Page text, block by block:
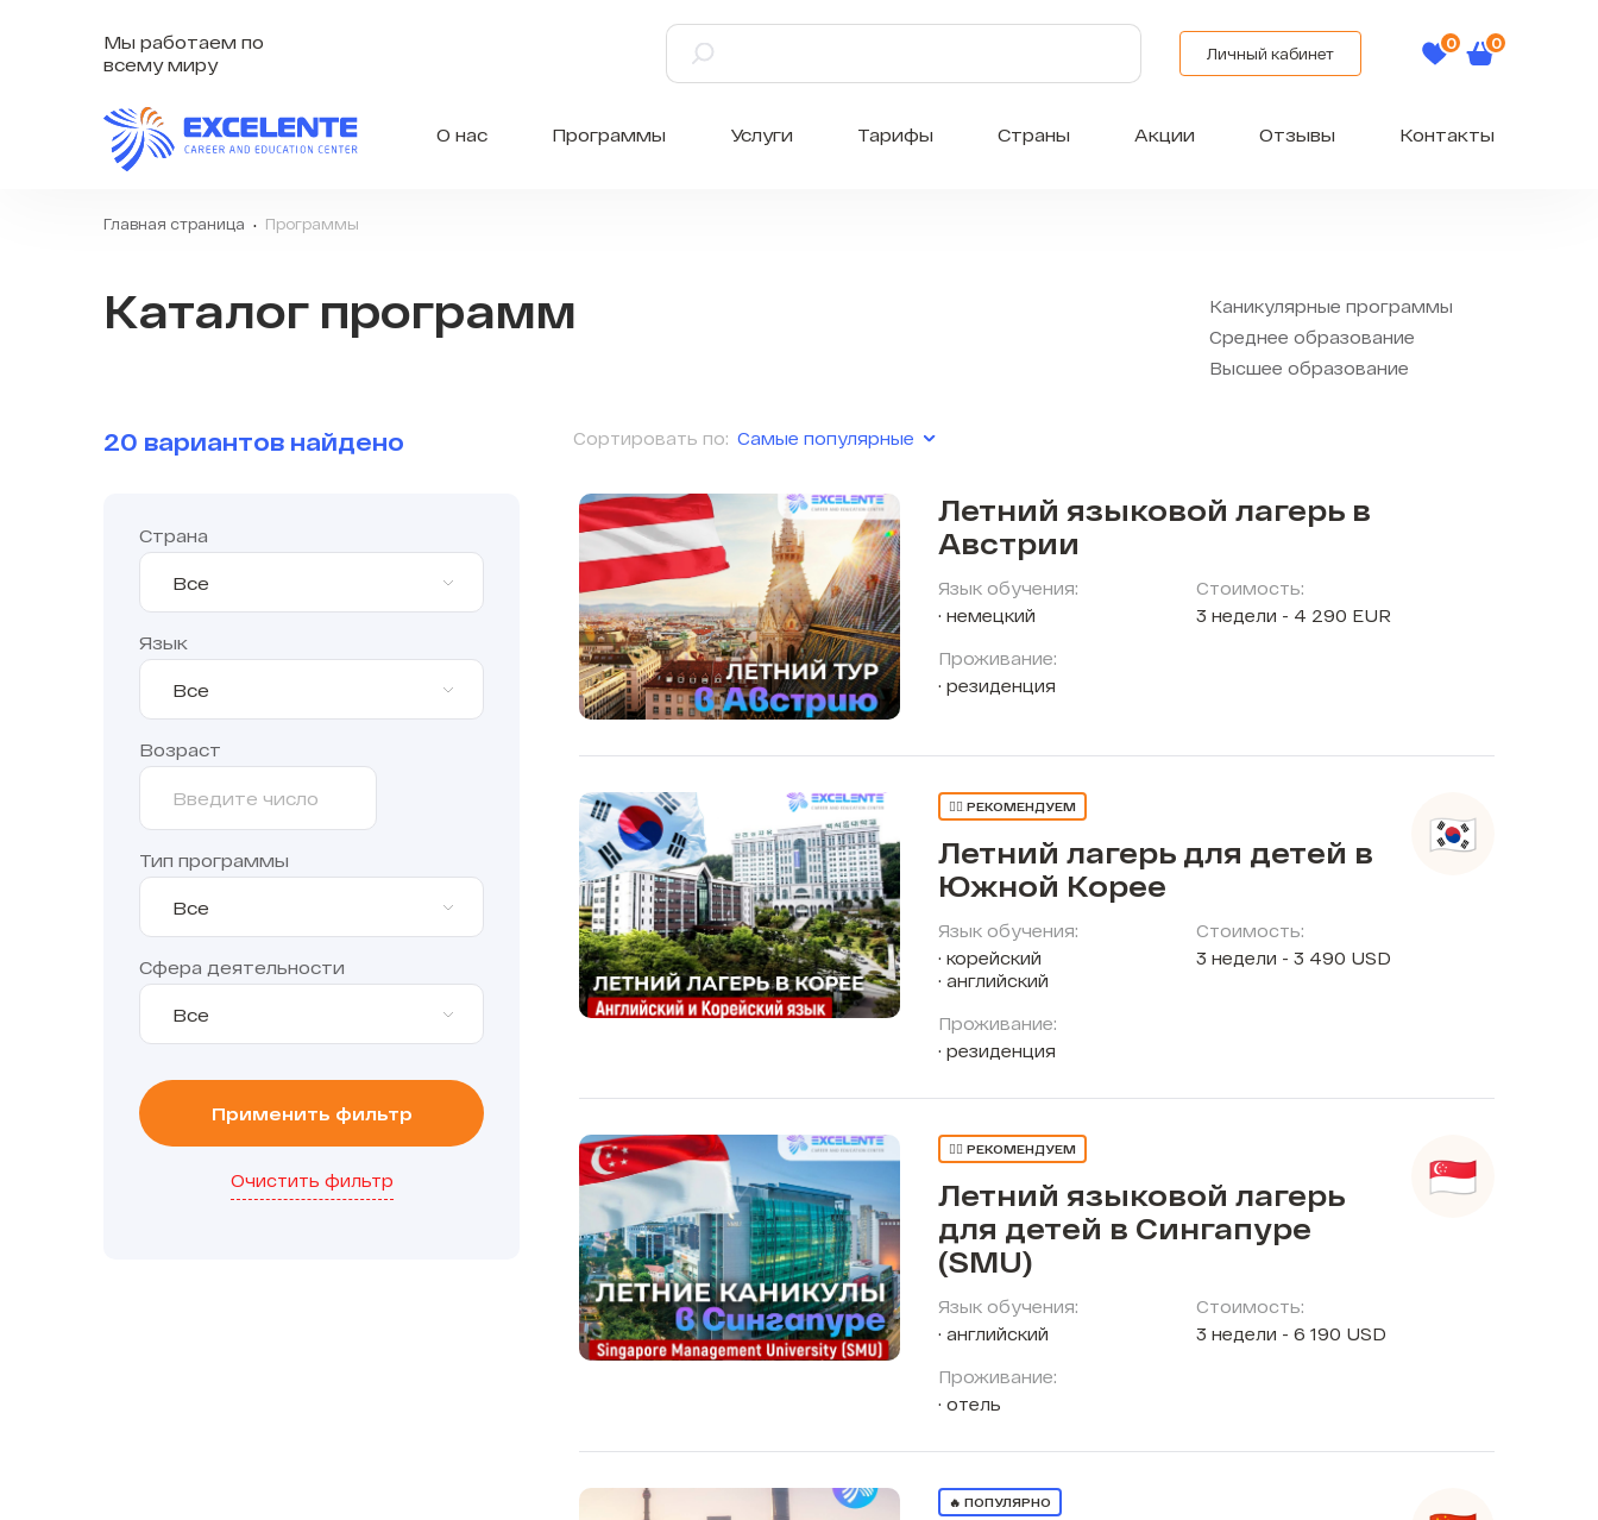
Мы работаем по
всему миру
Личный кабинет
О нас Программы Услуги Тарифы Страны Акции Отзывы Контакты
Главная страница Программы
Каталог программ
Каникулярные программы
Среднее образование
Высшее образование
20 вариантов найдено Сортировать по: Самые популярные
Страна
Все
Язык
Все
Возраст
Тип программы
Все
Сфера деятельности
Все
Применить фильтр
Очистить фильтр
Летний языковой лагерь в
Австрии
Язык обучения:
немецкий
Проживание:
резиденция
Стоимость:
3 недели - 4 290 EUR
👍🏼 РЕКОМЕНДУЕМ
Летний лагерь для детей в
Южной Корее
Язык обучения:
корейский
английский
Проживание:
резиденция
Стоимость:
3 недели - 3 490 USD
👍🏼 РЕКОМЕНДУЕМ
Летний языковой лагерь
для детей в Сингапуре
(SMU)
Язык обучения:
английский
Проживание:
отель
Стоимость:
3 недели - 6 190 USD
🔥 ПОПУЛЯРНО